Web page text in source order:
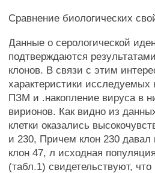
Сравнение биологических
Данные о серологической
подтверждаются
клонов. В связи с этим
характеристики исследуемых
ПЗМ и .накопление вируса в
вирионов. Как видно из
клетки оказались
и 230, Причем клон 230
клон 47, л исходная
(табл.1) свидетельствуют,